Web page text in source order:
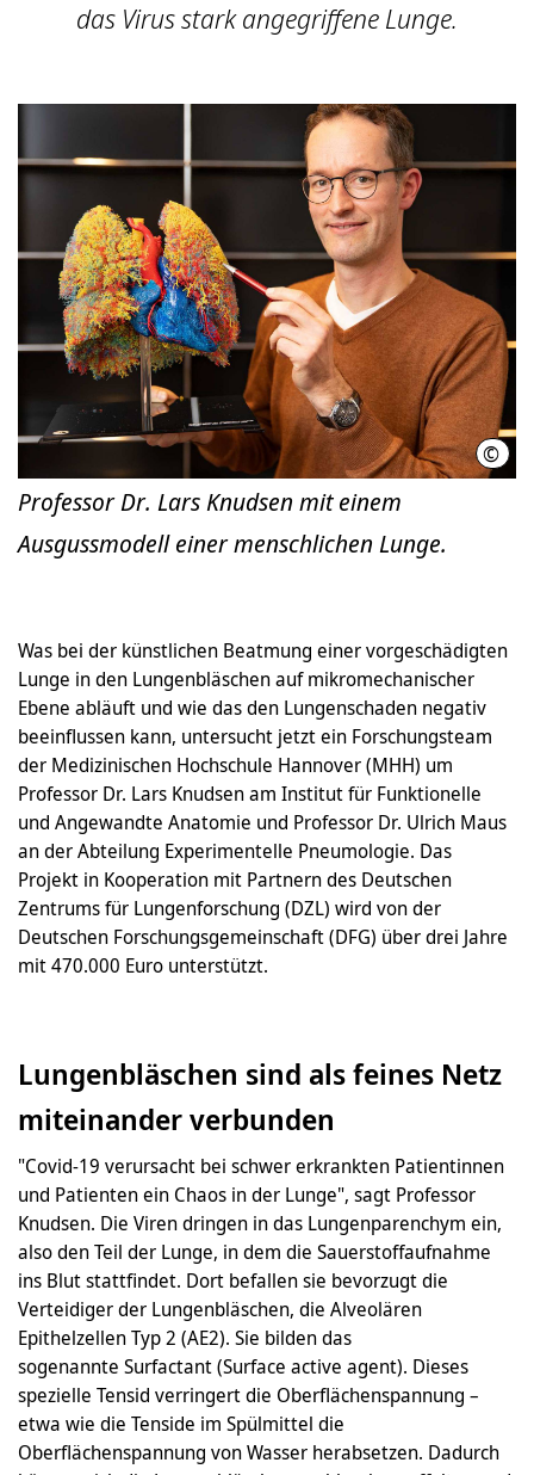
das Virus stark angegriffene Lunge.
©
Professor Dr. Lars Knudsen mit einem
Ausgussmodell einer menschlichen Lunge.
Was bei der künstlichen Beatmung einer vorgeschädigten
Lunge in den Lungenbläschen auf mikromechanischer
Ebene abläuft und wie das den Lungenschaden negativ
beeinflussen kann, untersucht jetzt ein Forschungsteam
der Medizinischen Hochschule Hannover (MHH) um
Professor Dr. Lars Knudsen am Institut für Funktionelle
und Angewandte Anatomie und Professor Dr. Ulrich Maus
an der Abteilung Experimentelle Pneumologie. Das
Projekt in Kooperation mit Partnern des Deutschen
Zentrums für Lungenforschung (DZL) wird von der
Deutschen Forschungsgemeinschaft (DFG) über drei Jahre
mit 470.000 Euro unterstützt.
Lungenbläschen sind als feines Netz
miteinander verbunden
"Covid-19 verursacht bei schwer erkrankten Patientinnen
und Patienten ein Chaos in der Lunge", sagt Professor
Knudsen. Die Viren dringen in das Lungenparenchym ein,
also den Teil der Lunge, in dem die Sauerstoffaufnahme
ins Blut stattfindet. Dort befallen sie bevorzugt die
Verteidiger der Lungenbläschen, die Alveolären
Epithelzellen Typ 2 (AE2). Sie bilden das
sogenannte Surfactant (Surface active agent). Dieses
spezielle Tensid verringert die Oberflächenspannung –
etwa wie die Tenside im Spülmittel die
Oberflächenspannung von Wasser herabsetzen. Dadurch